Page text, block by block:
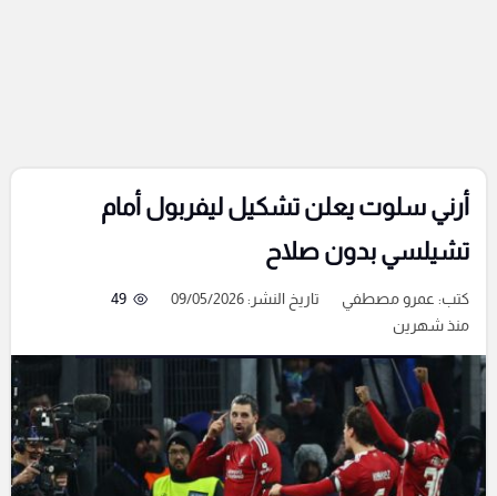
أرني سلوت يعلن تشكيل ليفربول أمام
تشيلسي بدون صلاح
كتب: عمرو مصطفي تاريخ النشر: 09/05/2026
49
منذ شهرين